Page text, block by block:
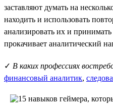
заставляют думать на
находить и использовать
анализировать их и
прокачивает аналитический
✓ В каких профессиях
финансовый аналитик,